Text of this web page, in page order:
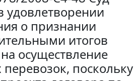
удовлетворении
о признании
итогов
осуществление
поскольку